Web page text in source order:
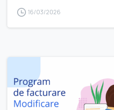
16/03/2026